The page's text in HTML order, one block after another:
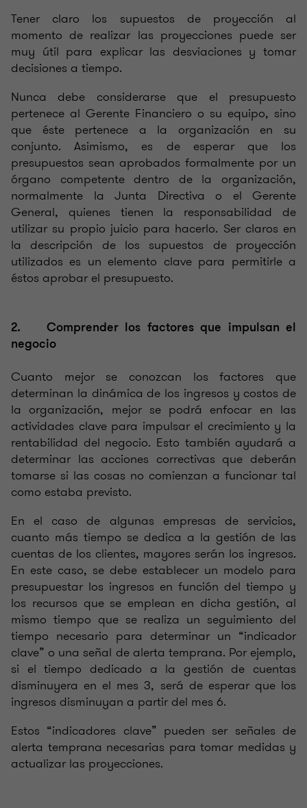
Tener claro los supuestos de proyección al
momento de realizar las proyecciones puede ser
muy útil para explicar las desviaciones y tomar
decisiones a tiempo.
Nunca debe considerarse que el presupuesto
pertenece al Gerente Financiero o su equipo, sino
que éste pertenece a la organización en su
conjunto. Asimismo, es de esperar que los
presupuestos sean aprobados formalmente por un
órgano competente dentro de la organización,
normalmente la Junta Directiva o el Gerente
General, quienes tienen la responsabilidad de
utilizar su propio juicio para hacerlo. Ser claros en
la descripción de los supuestos de proyección
utilizados es un elemento clave para permitirle a
éstos aprobar el presupuesto.
2. Comprender los factores que impulsan el
negocio
Cuanto mejor se conozcan los factores que
determinan la dinámica de los ingresos y costos de
la organización, mejor se podrá enfocar en las
actividades clave para impulsar el crecimiento y la
rentabilidad del negocio. Esto también ayudará a
determinar las acciones correctivas que deberán
tomarse si las cosas no comienzan a funcionar tal
como estaba previsto.
En el caso de algunas empresas de servicios,
cuanto más tiempo se dedica a la gestión de las
cuentas de los clientes, mayores serán los ingresos.
En este caso, se debe establecer un modelo para
presupuestar los ingresos en función del tiempo y
los recursos que se emplean en dicha gestión, al
mismo tiempo que se realiza un seguimiento del
tiempo necesario para determinar un “indicador
clave” o una señal de alerta temprana. Por ejemplo,
si el tiempo dedicado a la gestión de cuentas
disminuyera en el mes 3, será de esperar que los
ingresos disminuyan a partir del mes 6.
Estos “indicadores clave” pueden ser señales de
alerta temprana necesarias para tomar medidas y
actualizar las proyecciones.